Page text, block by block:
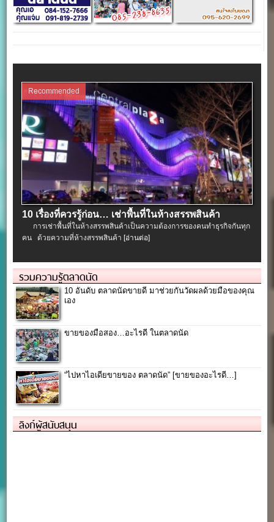
Recommended
10 เรื่องที่ควรรู้ก่อน… เช่าพื้นที่ในห้างสรรพสินค้า
การเช่าพื้นที่ในห้างสรรพสินค้าเป็นความต้องการของคนทำธุรกิจกันทุก
คน ด้วยความที่ห้างสรรพสินค้า[อ่านต่อ]
รวมความรู้ตลาดนัด
10 อันดับ ตลาดนัดขายดี มาช่วยกันวัดผลด้วยมือของคุณ
เอง
ขายของมือสอง…อะไรดี ในตลาดนัด
“ไปหาไอเดียขายของ ตลาดนัด” [ขายของอะไรดี…]
ลิงก์ผู้สนับสนุน